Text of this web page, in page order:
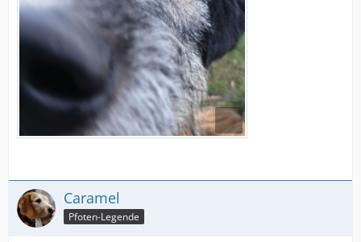
Caramel
Pfoten-Legende